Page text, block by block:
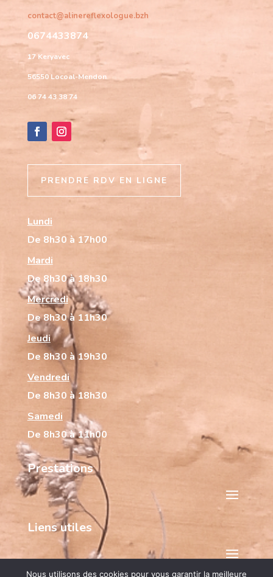
contact@alinereflexologue.bzh
0674433874
17 Keryavec
56550 Locoal-Mendon
06 74 43 38 74
PRENDRE RDV EN LIGNE
Lundi
De 8h30 à 17h00
Mardi
De 8h30 à 18h30
Mercredi
De 8h30 à 11h30
Jeudi
De 8h30 à 19h30
Vendredi
De 8h30 à 18h30
Samedi
De 8h30 à 11h00
Prestations
Liens utiles
Nous utilisons des cookies pour vous garantir la meilleure